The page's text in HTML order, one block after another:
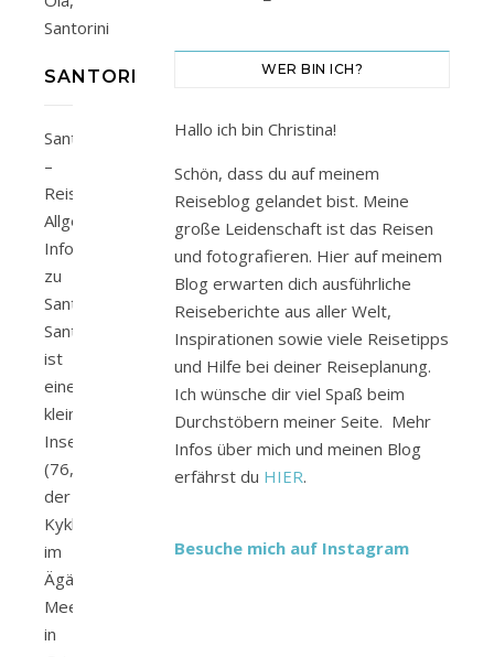
SANTORIN
Santorin
–
Reiseführer
Allgemeine
Infos
zu
Santorin
Santorin
ist
eine
kleine
Insel
(76,19km²)
der
Kykladen
im
Ägäischen
Meer
in
WER BIN ICH?
Hallo ich bin Christina!
Schön, dass du auf meinem
Reiseblog gelandet bist. Meine
große Leidenschaft ist das Reisen
und fotografieren. Hier auf meinem
Blog erwarten dich ausführliche
Reiseberichte aus aller Welt,
Inspirationen sowie viele Reisetipps
und Hilfe bei deiner Reiseplanung.
Ich wünsche dir viel Spaß beim
Durchstöbern meiner Seite. Mehr
Infos über mich und meinen Blog
erfährst du HIER.
Besuche mich auf Instagram